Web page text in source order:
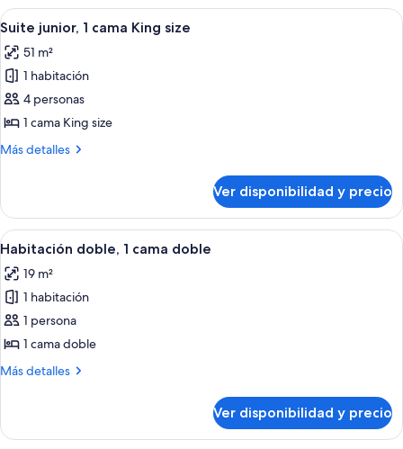
en
la
esquina
cama
size,
en
la
esquina
Ver
todas
las
fotos
de
Suite
junior,
King
size
Habitación de hotel con cabecera
2
Suite junior, 1 cama King size
51 m²
1 habitación
4 personas
1 cama King size
Más detalles
Más
junior,
cama
size
Ver disponibilidad y precio
Ver
todas
las
fotos
de
Habitación
doble,
doble
Ropa de cama de alta calidad,
2
Habitación doble, 1 cama doble
19 m²
1 habitación
1 persona
1 cama doble
Más detalles
Más
doble,
Ver disponibilidad y precio